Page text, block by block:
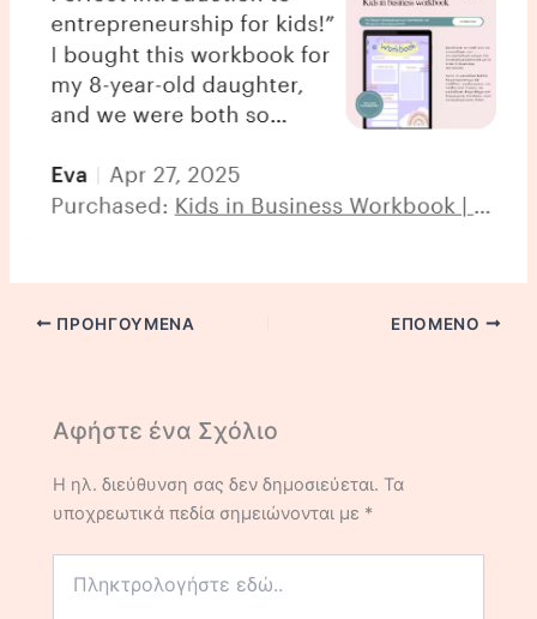
ΠΡΟΗΓΟΎΜΕΝΑ ΕΠΌΜΕΝΟ
Αφήστε ένα Σχόλιο
Η ηλ. διεύθυνση σας δεν δημοσιεύεται. Τα
υποχρεωτικά πεδία σημειώνονται με *
εδώ..